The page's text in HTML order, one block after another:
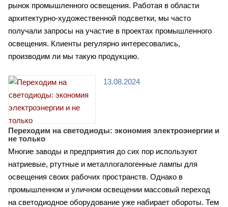
рынок промышленного освещения. Работая в области
архитектурно-художественной подсветки, мы часто
получали запросы на участие в проектах промышленного
освещения. Клиенты регулярно интересовались,
производим ли мы такую продукцию.
13.08.2024
Переходим на светодиоды: экономия электроэнергии и
не только
Многие заводы и предприятия до сих пор используют
натриевые, ртутные и металлогалогенные лампы для
освещения своих рабочих пространств. Однако в
промышленном и уличном освещении массовый переход
на светодиодное оборудование уже набирает обороты. Тем